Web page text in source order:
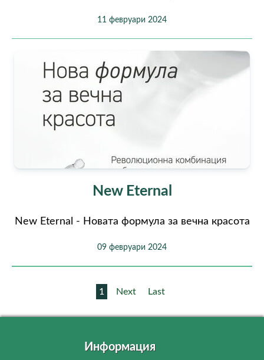
11 февруари 2024
New Eternal
New Eternal - Новата формула за вечна красота
09 февруари 2024
1 Next Last
Информация